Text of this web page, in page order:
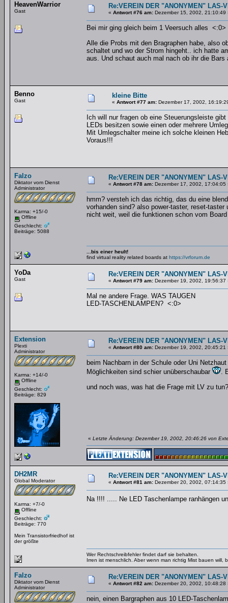
HeavenWarrior
Gast
Re:VEREIN DER "ANONYMEN" LAS-
« Antwort #76 am: Dezember 15, 2002, 21:10:49
Bei mir ging gleich beim 1 Veersuch alles <:0>
Alle die Probs mit den Bragraphen habe, also
schaltet und wo der Strom hingeht.. ich hatte
aus. Und schaut auch mal nach ob ihr die
Benno
Gast
kleine Bitte
« Antwort #77 am: Dezember 17, 2002,
Ich will nur fragen ob eine Steuerungsleiste
LEDs besitzen sowie einen oder mehrere
Mit Umlegschalter meine ich solche kleinen
Voraus!!!
Falzo
Diktator vom Dienst
Administrator
Karma: +15/-0
Offline
Geschlecht:
Beiträge: 5088
Re:VEREIN DER "ANONYMEN" LAS-
« Antwort #78 am: Dezember 17, 2002, 17:04:05
hmm? versteh ich das richtig, das du eine
vorhanden sind? also power-taster, reset-
nicht weit, weil die funktionen schon vom
...bis einer heult!
find virtual reality related boards at https://vrforum.de
YoDa
Gast
Re:VEREIN DER "ANONYMEN" LAS-
« Antwort #79 am: Dezember 19, 2002, 19:56:37
Mal ne andere Frage. WAS TAUGEN
LED-TASCHENLAMPEN? <:0>
Extension
Plexti
Administrator
Karma: +14/-0
Offline
Geschlecht:
Beiträge: 829
Re:VEREIN DER "ANONYMEN" LAS-
« Antwort #80 am: Dezember 19, 2002, 20:45:21
beim Nachbarn in der Schule oder Uni
Möglichkeiten sind schier unüberschaubar
.
und noch was, was hat die Frage mit LV zu
« Letzte Änderung: Dezember 19, 2002, 20:46:26 von
DH2MR
Global Moderator
Karma: +7/-0
Offline
Geschlecht:
Beiträge: 770
Mein Transistorfriedhof ist
der größte
Re:VEREIN DER "ANONYMEN" LAS-
« Antwort #81 am: Dezember 20, 2002, 07:14:35
Na !!!! ..... Ne LED Taschenlampe ranhängen
Wer Rechtschreibfehler findet darf sie behalten.
Irren ist menschlich. Aber wenn man richtig Mist bauen will,
Falzo
Diktator vom Dienst
Administrator
Re:VEREIN DER "ANONYMEN" LAS-
« Antwort #82 am: Dezember 20, 2002, 10:48:28
nein, einen Bargraphen aus 10 LED-